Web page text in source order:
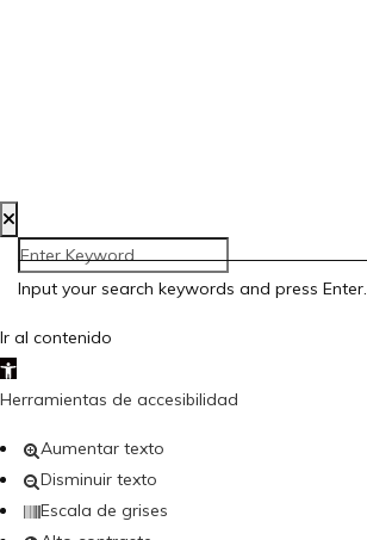
Input your search keywords and press Enter.
Ir al contenido
Abrir barra de herramientas
Herramientas de accesibilidad
Aumentar texto
Disminuir texto
Escala de grises